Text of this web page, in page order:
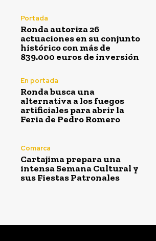
Portada
Ronda autoriza 26
actuaciones en su conjunto
histórico con más de
839.000 euros de inversión
En portada
Ronda busca una
alternativa a los fuegos
artificiales para abrir la
Feria de Pedro Romero
Comarca
Cartajima prepara una
intensa Semana Cultural y
sus Fiestas Patronales